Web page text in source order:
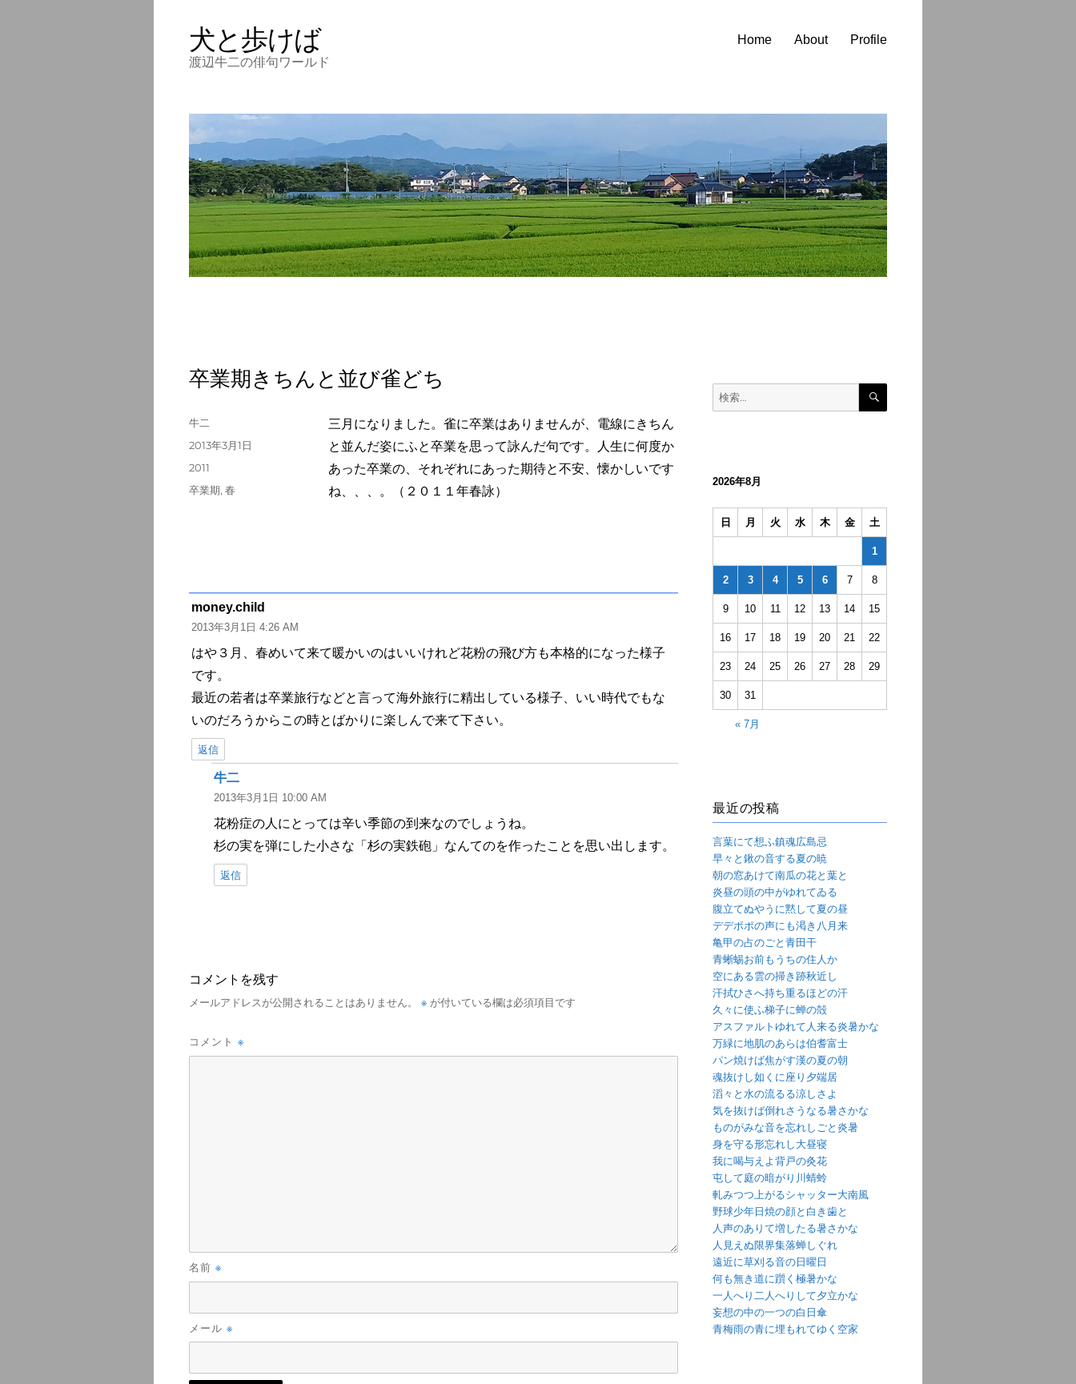
犬と歩けば
渡辺牛二の俳句ワールド
Home About Profile
卒業期きちんと並び雀どち
三月になりました。雀に卒業はありませんが、電線にきちん
と並んだ姿にふと卒業を思って詠んだ句です。人生に何度か
あった卒業の、それぞれにあった期待と不安、懐かしいです
ね、、、。（２０１１年春詠）
投
牛二
投
2013年3月1日
カ
テ
2011
タ
卒業期, 春
money.child
り:
2013年3月1日 4:26 AM
はや３月、春めいて来て暖かいのはいいけれど花粉の飛び方も本格的になった様子
です。
最近の若者は卒業旅行などと言って海外旅行に精出している様子、いい時代でもな
いのだろうからこの時とばかりに楽しんで来て下さい。
返信
牛二よ
り:
2013年3月1日 10:00 AM
花粉症の人にとっては辛い季節の到来なのでしょうね。
杉の実を弾にした小さな「杉の実鉄砲」なんてのを作ったことを思い出します。
返信
コメントを残す
メールアドレスが公開されることはありません。 ※が付いている欄は必須項目です
コメント ※
名前 ※
メール ※
検
検
2026年8月
日 月 火 水 木 金 土
1
2 3 4 5 6 7 8
9 10 11 12 13 14 15
16 17 18 19 20 21 22
23 24 25 26 27 28 29
30 31
« 7月
最近の投稿
言葉にて想ふ鎮魂広島忌
早々と鍬の音する夏の暁
朝の窓あけて南瓜の花と葉と
炎昼の頭の中がゆれてゐる
腹立てぬやうに黙して夏の昼
デデポポの声にも渇き八月来
亀甲の占のごと青田干
青蜥蜴お前もうちの住人か
空にある雲の掃き跡秋近し
汗拭ひさへ持ち重るほどの汗
久々に使ふ梯子に蝉の殻
アスファルトゆれて人来る炎暑かな
万緑に地肌のあらは伯耆富士
パン焼けば焦がす漢の夏の朝
魂抜けし如くに座り夕端居
滔々と水の流るる涼しさよ
気を抜けば倒れさうなる暑さかな
ものがみな音を忘れしごと炎暑
身を守る形忘れし大昼寝
我に喝与えよ背戸の灸花
屯して庭の暗がり川蜻蛉
軋みつつ上がるシャッター大南風
野球少年日焼の顔と白き歯と
人声のありて増したる暑さかな
人見えぬ限界集落蝉しぐれ
遠近に草刈る音の日曜日
何も無き道に躓く極暑かな
一人へり二人へりして夕立かな
妄想の中の一つの白日傘
青梅雨の青に埋もれてゆく空家